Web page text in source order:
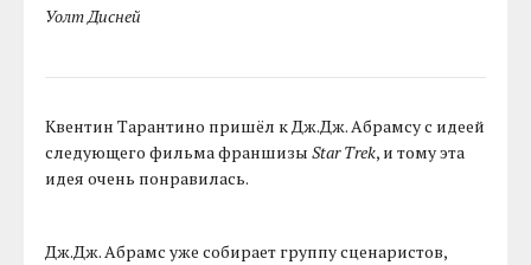
Уолт Дисней
Квентин Тарантино пришёл к Дж.Дж. Абрамсу с идеей
следующего фильма франшизыStar Trek, и тому эта
идея очень понравилась.
Дж.Дж. Абрамс уже собирает группу сценаристов,